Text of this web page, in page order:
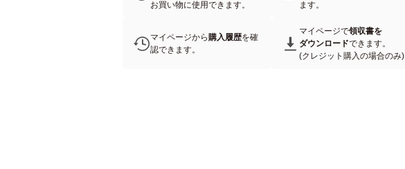
お買い物に使用できます。
ます。
マイページから購入履歴を確
認できます。
マイページで領収書を
ダウンロードできます。
(クレジット購入の場合のみ)